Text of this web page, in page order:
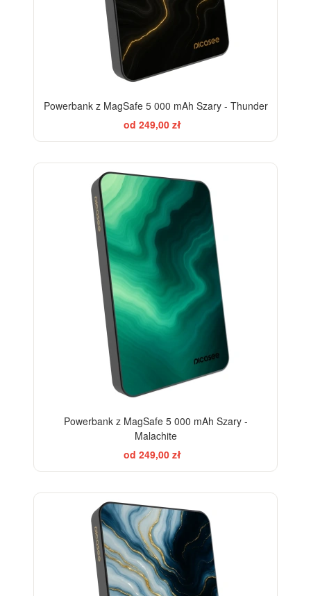
Powerbank z MagSafe 5 000 mAh Szary - Thunder
od 249,00 zł
Powerbank z MagSafe 5 000 mAh Szary -
Malachite
od 249,00 zł